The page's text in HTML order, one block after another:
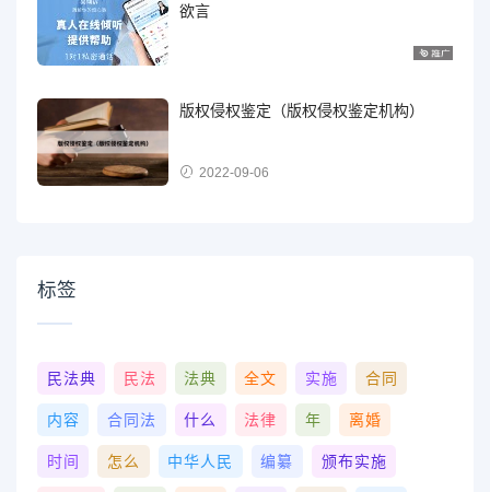
欲言
版权侵权鉴定（版权侵权鉴定机构）
2022-09-06
标签
民法典 民法 法典 全文 实施 合同
内容 合同法 什么 法律 年 离婚
时间 怎么 中华人民 编纂 颁布实施